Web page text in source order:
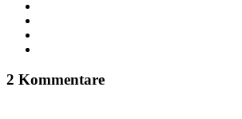
2 Kommentare